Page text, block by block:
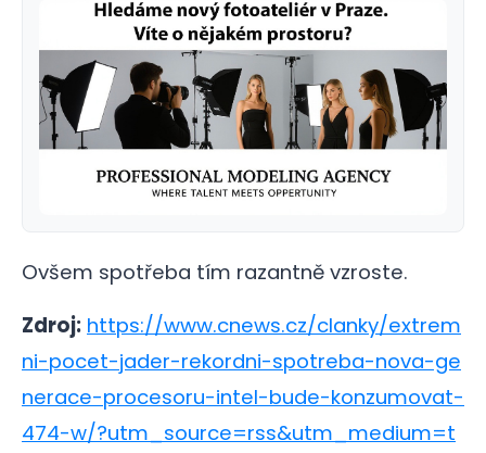
Ovšem spotřeba tím razantně vzroste.
Zdroj: https://www.cnews.cz/clanky/extrem
ni-pocet-jader-rekordni-spotreba-nova-ge
nerace-procesoru-intel-bude-konzumovat-
474-w/?utm_source=rss&utm_medium=t